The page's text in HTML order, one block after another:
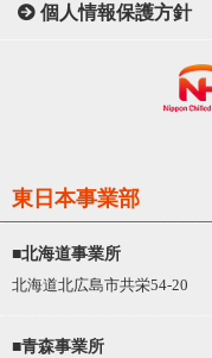
個人情報保護方針
東日本事業部
■北海道事業所
北海道北広島市共栄54-20
■青森事業所